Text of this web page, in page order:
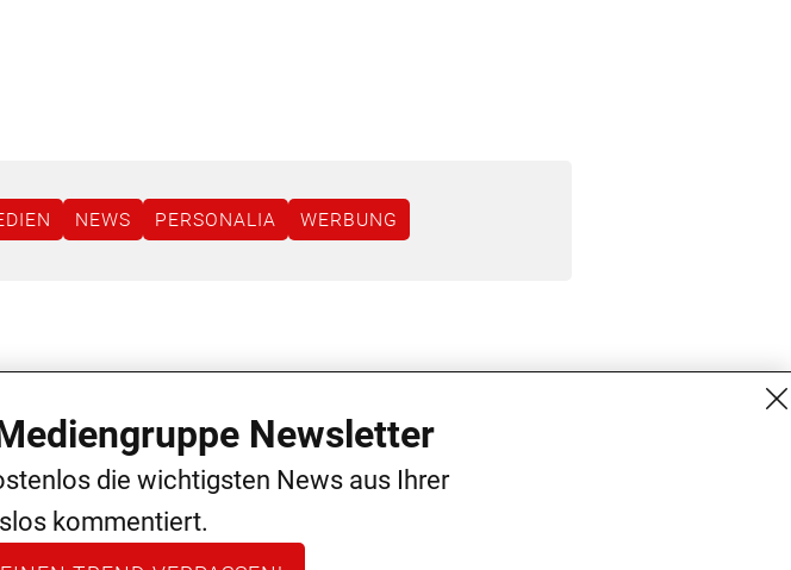
NEWS PERSONALIA WERBUNG
Burgring 1/7
Newsletter
die wichtigsten News aus Ihrer
kommentiert.